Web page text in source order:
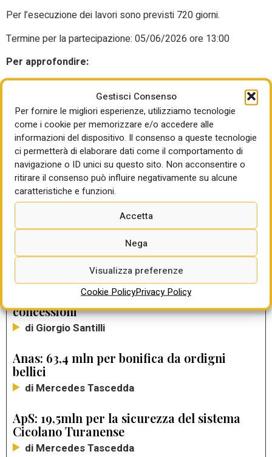
Gestisci Consenso
Per fornire le migliori esperienze, utilizziamo tecnologie
come i cookie per memorizzare e/o accedere alle
informazioni del dispositivo. Il consenso a queste tecnologie
ci permetterà di elaborare dati come il comportamento di
navigazione o ID unici su questo sito. Non acconsentire o
ritirare il consenso può influire negativamente su alcune
caratteristiche e funzioni.
Accetta
Nega
Visualizza preferenze
Cookie PolicyPrivacy Policy
Per l’esecuzione dei lavori sono previsti 720 giorni.
Termine per la partecipazione: 05/06/2026 ore 13:00
Per approfondire:
https://ted.europa.eu/it/notice/-/detail/315141-2026
OSSERVATORIO CRESME EUROPA SERVIZI
Gare di appalti di lavori tradizionali in calo
nel 2025 (ma recupera Anas), boom di Ppp e
concessioni
di Giorgio Santilli
Anas: 63,4 mln per bonifica da ordigni
bellici
di Mercedes Tascedda
ApS: 19,5mln per la sicurezza del sistema
Cicolano Turanense
di Mercedes Tascedda